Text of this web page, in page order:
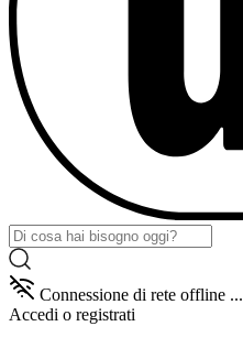
Connessione di rete offline ...
Accedi o registrati